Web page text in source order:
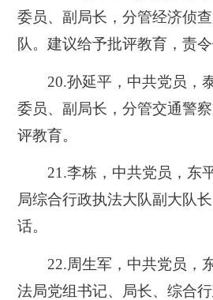
委员、副局长，分管经济侦
队。建议给予批评教育，责令
20.孙延平，中共党员，
委员、副局长，分管交通警
评教育。
21.李栋，中共党员，东
局综合行政执法大队副大队
话。
22.周生军，中共党员，
法局党组书记、局长、综合